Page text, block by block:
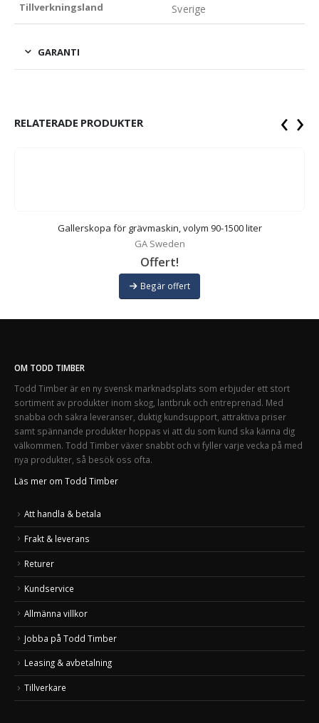
Tillverkningsland Sverige
GARANTI
RELATERADE PRODUKTER
Gallerskopa för grävmaskin, volym 90-1500 liter
GA Sweden
Offert!
Begär offert
‹ ›
OM TODD TIMBER
Todd Timber är en ny svensk marknadsplats som erbjuder ett stort
sortiment av produkter inom skog, lantbruk och entreprenad. Med
snabba och säkra leveranser, duktig kundsupport, attraktiva priser
samt spännande produkter hoppas vi att du som kund ska känna dig
välkommen. Todd Timber växer snabbt och vi fyller varje vecka på med
nya produkter, så besök oss ofta.
Läs mer om Todd Timber
Att handla & betala
Frakt & leverans
Returer
Kundservice
Allmänna villkor
Jobba på Todd Timber
Leasing & avbetalning
Tillverkare